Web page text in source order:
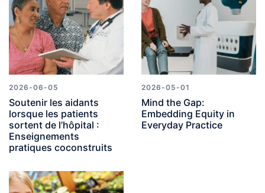
2026-06-05
Soutenir les aidants
lorsque les patients
sortent de l’hôpital :
Enseignements
pratiques coconstruits
2026-05-01
Mind the Gap:
Embedding Equity in
Everyday Practice